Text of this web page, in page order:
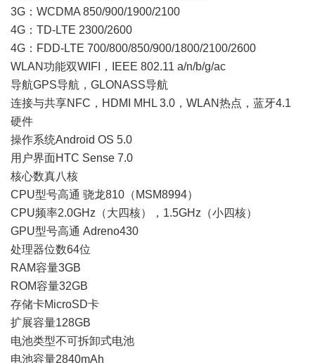
3G：WCDMA 850/900/1900/2100
4G：TD-LTE 2300/2600
4G：FDD-LTE 700/800/850/900/1800/2100/2600
WLAN功能双WIFI，IEEE 802.11 a/n/b/g/ac
导航GPS导航，GLONASS导航
连接与共享NFC，HDMI MHL 3.0，WLAN热点，蓝牙4.1
硬件
操作系统Android OS 5.0
用户界面HTC Sense 7.0
核心数真八核
CPU型号高通 骁龙810（MSM8994）
CPU频率2.0GHz（大四核），1.5GHz（小四核）
GPU型号高通 Adreno430
处理器位数64位
RAM容量3GB
ROM容量32GB
存储卡MicroSD卡
扩展容量128GB
电池类型不可拆卸式电池
电池容量2840mAh